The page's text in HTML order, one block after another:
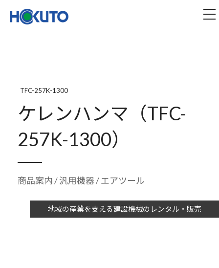
TFC-257K-1300
ケレンハンマ（TFC-
257K-1300）
商品案内/汎用機器/ エアツール
地域の産業を支える建設機械のレンタル・販売